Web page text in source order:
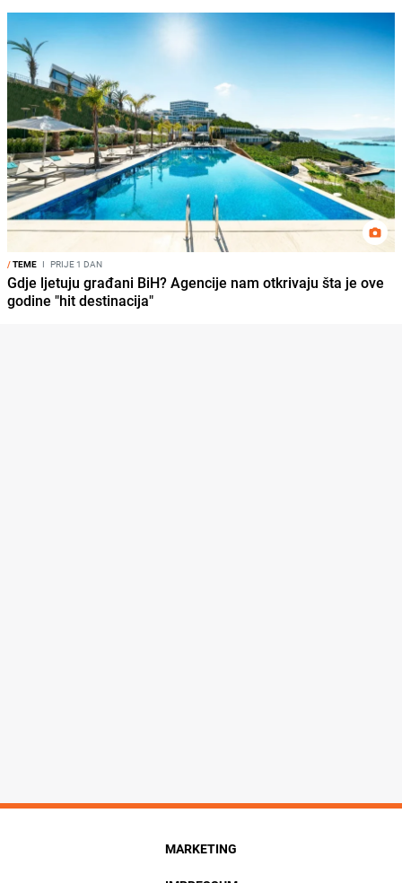
/TEME I PRIJE 1 DAN
Gdje ljetuju građani BiH? Agencije nam otkrivaju šta je ove
godine "hit destinacija"
MARKETING